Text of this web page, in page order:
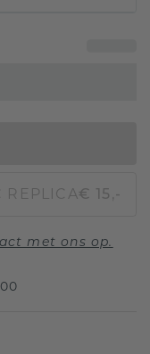
REPLICA€ 15,-
met ons op.